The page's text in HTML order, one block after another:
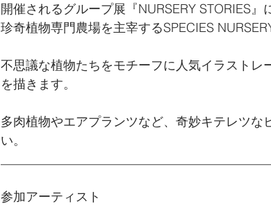
開催されるグループ展『NURSERY STORIES
珍奇植物専門農場を主宰するSPECIES
不思議な植物たちをモチーフに人気イラストレ
を描きます。
多肉植物やエアプランツなど、奇妙キテレツ
い。
参加アーティスト